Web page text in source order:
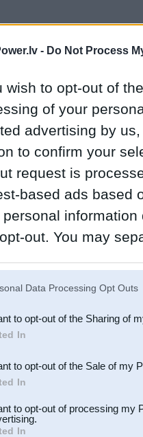
- Do Not Process
wish to opt-out of
of your
advertising by
to confirm your
request is
based ads based
personal
out. You may
Participants
Data Processing Opt Outs
to opt-out of the Sharing of
In
to opt-out of the Sale of my
In
to opt-out of processing my
In